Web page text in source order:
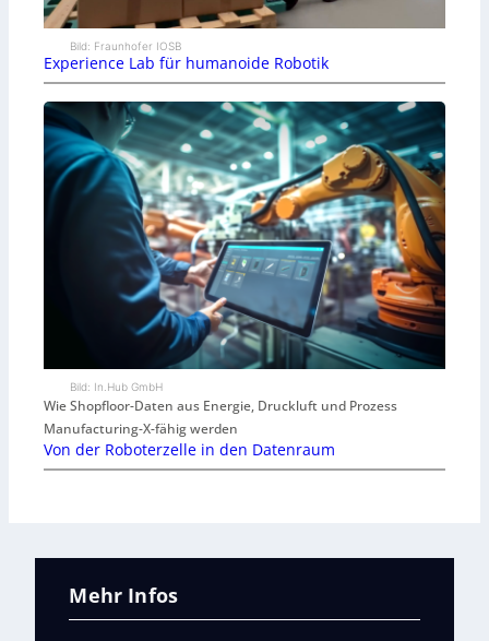
Bild: Fraunhofer IOSB
Experience Lab für humanoide Robotik
Bild: In.Hub GmbH
Wie Shopfloor-Daten aus Energie, Druckluft und Prozess
Manufacturing-X-fähig werden
Von der Roboterzelle in den Datenraum
Mehr Infos